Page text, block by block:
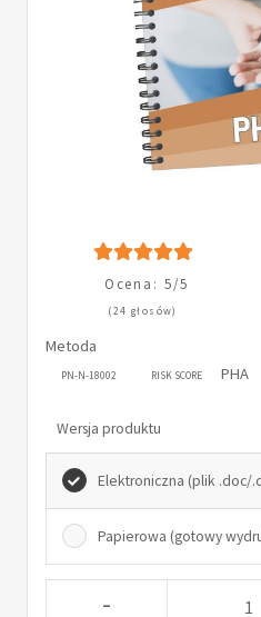
Ocena: 5/5
(24 głosów)
Metoda
PN-N-18002 RISK SCORE PHA
Wersja produktu
Elektroniczna (plik .doc/
Papierowa (gotowy
-